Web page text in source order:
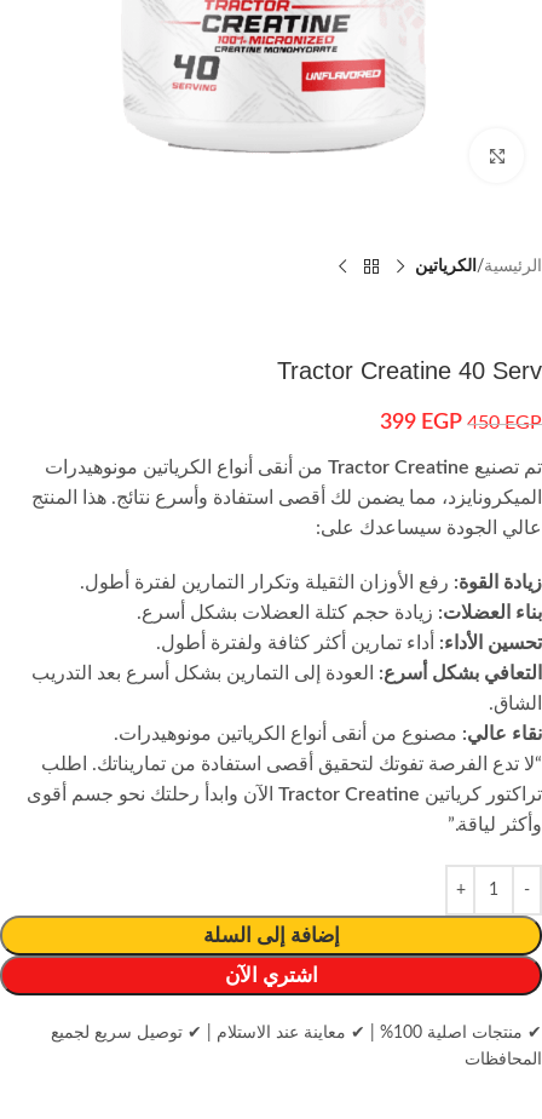
الرئيسية الكرياتين
Tractor Creatine 40 Serv
450EGP
399 EGP
تم تصنيع Tractor Creatine من أنقى أنواع الكرياتين مونوهيدرات
الميكرونايزد، مما يضمن لك أقصى استفادة وأسرع نتائج. هذا المنتج
عالي الجودة سيساعدك على:
زيادة القوة: رفع الأوزان الثقيلة وتكرار التمارين لفترة أطول.
بناء العضلات: زيادة حجم كتلة العضلات بشكل أسرع.
تحسين الأداء: أداء تمارين أكثر كثافة ولفترة أطول.
التعافي بشكل أسرع: العودة إلى التمارين بشكل أسرع بعد التدريب
الشاق.
نقاء عالي: مصنوع من أنقى أنواع الكرياتين مونوهيدرات.
“لا تدع الفرصة تفوتك لتحقيق أقصى استفادة من تماريناتك. اطلب
تراكتور كرياتين Tractor Creatine الآن وابدأ رحلتك نحو جسم أقوى
وأكثر لياقة.”
إضافة إلى السلة
اشتري الآن
✔ منتجات اصلية 100% ✔ معاينة عند الاستلام
✔ توصيل سريع لجميع
المحافظات